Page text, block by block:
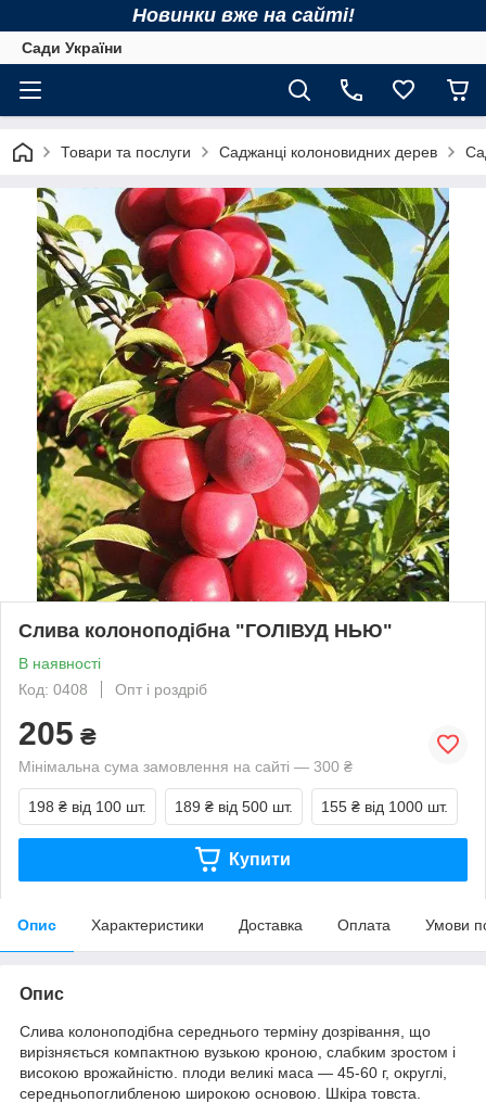
Новинки вже на сайті!
Сади України
Товари та послуги Саджанці колоновидних дерев
Слива колоноподібна "ГОЛІВУД НЬЮ"
В наявності
Код: 0408
Опт і роздріб
205 ₴
Мінімальна сума замовлення на сайті — 300 ₴
198 ₴ від 100 шт. 189 ₴ від 500 шт. 155 ₴ від 1000 шт.
Купити
Опис Характеристики Доставка Оплата Умови
Опис
Слива колоноподібна середнього терміну дозрівання, що
вирізняється компактною вузькою кроною, слабким зростом і
високою врожайністю. плоди великі маса — 45-60 г, округлі,
середньопоглибленою широкою основою. Шкіра товста.